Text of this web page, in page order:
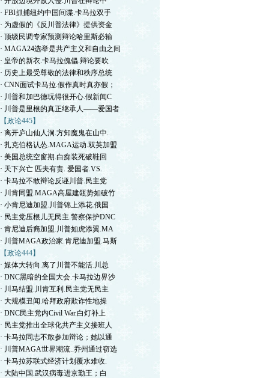
· FBI抓捕纽约中国间谍.卡马拉双手
· 为虚假的《反川普法律》提供资金
· 顶级民调专家预测辩论哈里斯必输
· MAGA24选举是共产主义和自由之间
· 皇帝的新衣.卡马拉傀儡.辩论要吹
· 历史上最受尊敬的法律和秩序总统
· CNN面试卡马拉.假作真时真亦假；
· 川普和加巴德玩得很开心.假新闻C
· 川普是里根的真正继承人——爱国者
【政论445】
· 离开庐山仙人洞.方知魔鬼在山中.
· 扎克伯格认怂.MAGA运动.双英加盟
· 美国总统空窗期.白痴装死破鞋回
· 天下兴亡 匹夫有责. 爱国者.VS.
· 卡马拉不敢辩论反诬川普.民主党
· 川肯同盟.MAGA高屋建瓴势如破竹
· 小肯尼迪加盟.川普锦上添花.俄国
· 民主党压根儿无民主.警察保护DNC
· 肯尼迪后裔加盟.川普如虎添翼.MA
· 川普MAGA政治家.肯尼迪加盟.马斯
【政论444】
· 媒体大转向.离了川普不能活.川总
· DNC黑暗的全国大会.卡马拉边界沙
· 川马结盟.川肯互利.民主党无民主
· 大规模丑闻.哈拜政府欺诈性地操
· DNC民主党内Civil War.白灯补上
· 民主党推出全球化共产主义接班人
· 卡马拉同志不敢参加辩论；她以通
· 川普MAGA世界潮流..乔州通过窃选
· 卡马拉苏联式经济计划覆水难收.
· 大陆中国.武汉病毒进京勤王；白